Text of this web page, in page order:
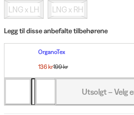
LNG x LH LNG x RH
Legg til disse anbefalte tilbehørene
OrganoTex
OrganoTex BioCare Wool&Down Wash
136 kr199 kr
Du sparer 63 krUtsolgt – Velg